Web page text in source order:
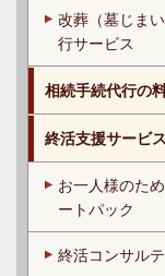
改葬（墓じま
行サービス
相続手続代行の
終活支援サービス
お一人様のた
ートパック
終活コンサル